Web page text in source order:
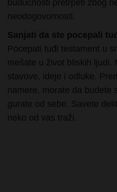
Sanjati da ste pocepali
mešate u život bliskih ljudi.
stavove, ideje i odluke.
namere, morate da budete
gurate od sebe. Savete
neko od vas traži.